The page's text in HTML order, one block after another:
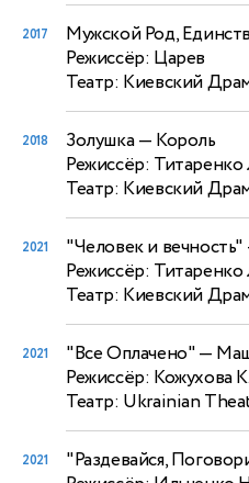
2017 Мужской Род,
Режиссёр: Царев
Театр: Киевский
2018 Золушка— Король
Режиссёр: Титаренко
Театр: Киевский
2021 "Человек и вечность"
Режиссёр: Титаренко
Театр: Киевский
2021 "Все Оплачено"—
Режиссёр: Кожухова
Театр: Ukrainian
2021 "Раздевайся,